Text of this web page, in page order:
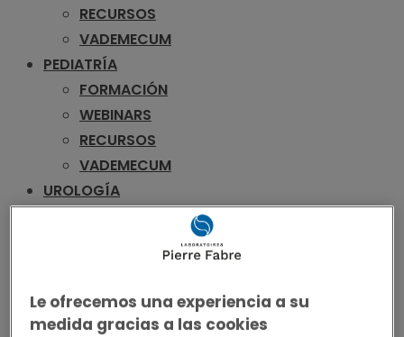
RECURSOS
VADEMECUM
PEDIATRÍA
FORMACIÓN
WEBINARS
RECURSOS
VADEMECUM
UROLOGÍA
PUBLICACIONES
VADEMECUM
Le ofrecemos una experiencia a su
medida gracias a las cookies